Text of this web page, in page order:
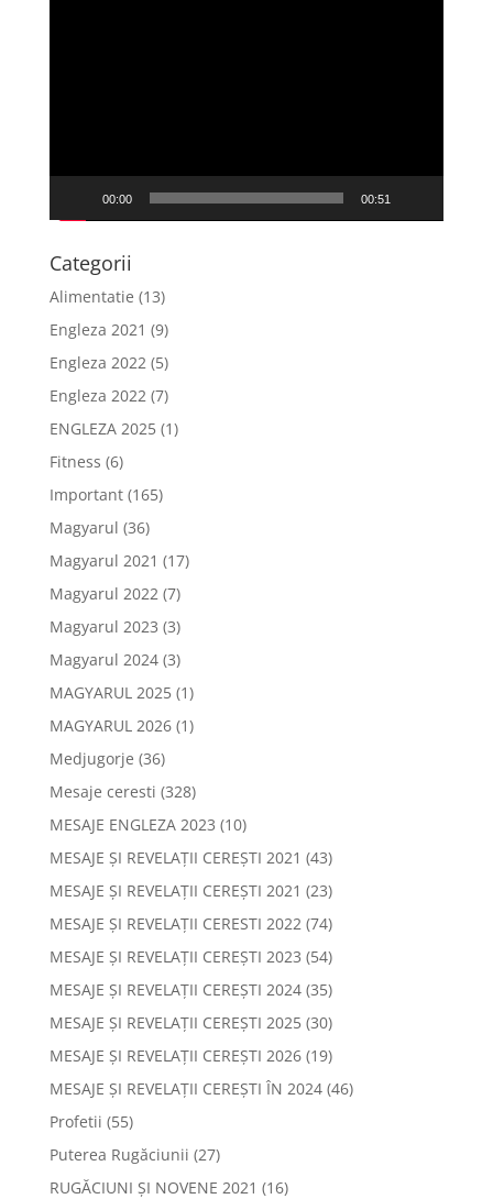
00:00 00:51
Categorii
Alimentatie (13)
Engleza 2021 (9)
Engleza 2022(5)
Engleza 2022(7)
ENGLEZA 2025(1)
Fitness (6)
Important(165)
Magyarul (36)
Magyarul 2021 (17)
Magyarul 2022(7)
Magyarul 2023 (3)
Magyarul 2024(3)
MAGYARUL 2025(1)
MAGYARUL 2026(1)
Medjugorje (36)
Mesaje ceresti (328)
MESAJE ENGLEZA 2023 (10)
MESAJE ȘI REVELAȚII CEREȘTI 2021 (43)
MESAJE ȘI REVELAȚII CEREȘTI 2021 (23)
MESAJE ȘI REVELAȚII CERESTI 2022(74)
MESAJE ȘI REVELAȚII CEREȘTI 2023 (54)
MESAJE ȘI REVELAȚII CEREȘTI 2024(35)
MESAJE ȘI REVELAȚII CEREȘTI 2025(30)
MESAJE ȘI REVELAȚII CEREȘTI 2026(19)
MESAJE ȘI REVELAȚII CEREȘTI ÎN 2024(46)
Profetii (55)
Puterea Rugăciunii (27)
RUGĂCIUNI ȘI NOVENE 2021 (16)